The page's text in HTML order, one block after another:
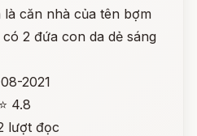
là căn nhà của tên bợm
2 đứa con da dẻ sáng
2021
⭐ 4.8
lượt đọc